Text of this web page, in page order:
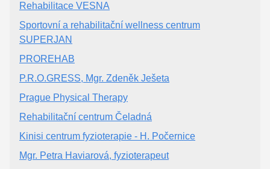
Rehabilitace VESNA
Sportovní a rehabilitační wellness centrum
SUPERJAN
PROREHAB
P.R.O.GRESS, Mgr. Zdeněk Ješeta
Prague Physical Therapy
Rehabilitační centrum Čeladná
Kinisi centrum fyzioterapie - H. Počernice
Mgr. Petra Haviarová, fyzioterapeut